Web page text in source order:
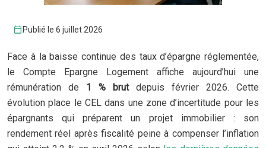
Publié le 6 juillet 2026
Face à la baisse continue des taux d’épargne réglementée,
le Compte Epargne Logement affiche aujourd’hui une
rémunération de 1 % brutdepuis février 2026. Cette
évolution place le CEL dans une zone d’incertitude pour les
épargnants qui préparent un projet immobilier : son
rendement réel après fiscalité peine à compenser l’inflation